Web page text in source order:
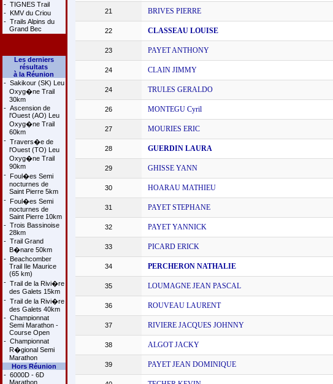
- TIGNES Trail
- KMV du Criou
- Trails Alpins du
Grand Bec
Les derniers
résultats
à la Réunion
- Sakikour (SK) Leu
Oxyg�ne Trail
30km
- Ascension de
l'Ouest (AO) Leu
Oxyg�ne Trail
60km
- Travers�e de
l'Ouest (TO) Leu
Oxyg�ne Trail
90km
- Foul�es Semi
nocturnes de
Saint Pierre 5km
- Foul�es Semi
nocturnes de
Saint Pierre 10km
- Trois Bassinoise
28km
- Trail Grand
B�nare 50km
- Beachcomber
Trail Ile Maurice
(65 km)
- Trail de la Rivi�re
des Galets 15km
- Trail de la Rivi�re
des Galets 40km
- Championnat
Semi Marathon -
Course Open
- Championnat
R�gional Semi
Marathon
Hors Réunion
- 6000D - 6D
Marathon
21 BRIVES PIERRE
22 CLASSEAU LOUISE
23 PAYET ANTHONY
24 CLAIN JIMMY
24 TRULES GERALDO
26 MONTEGU Cyril
27 MOURIES ERIC
28 GUERDIN LAURA
29 GHISSE YANN
30 HOARAU MATHIEU
31 PAYET STEPHANE
32 PAYET YANNICK
33 PICARD ERICK
34 PERCHERON NATHALIE
35 LOUMAGNE JEAN PASCAL
36 ROUVEAU LAURENT
37 RIVIERE JACQUES JOHNNY
38 ALGOT JACKY
39 PAYET JEAN DOMINIQUE